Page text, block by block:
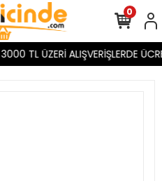
3000 TL ÜZERİ ALIŞVERİŞLERDE
0